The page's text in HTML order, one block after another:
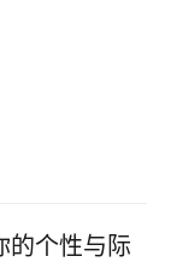
的个性与际